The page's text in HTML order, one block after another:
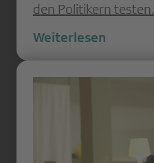
den Politikern testen.
Weiterlesen